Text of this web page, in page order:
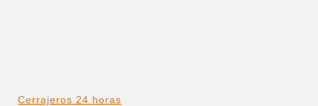
Cerrajeros 24 horas